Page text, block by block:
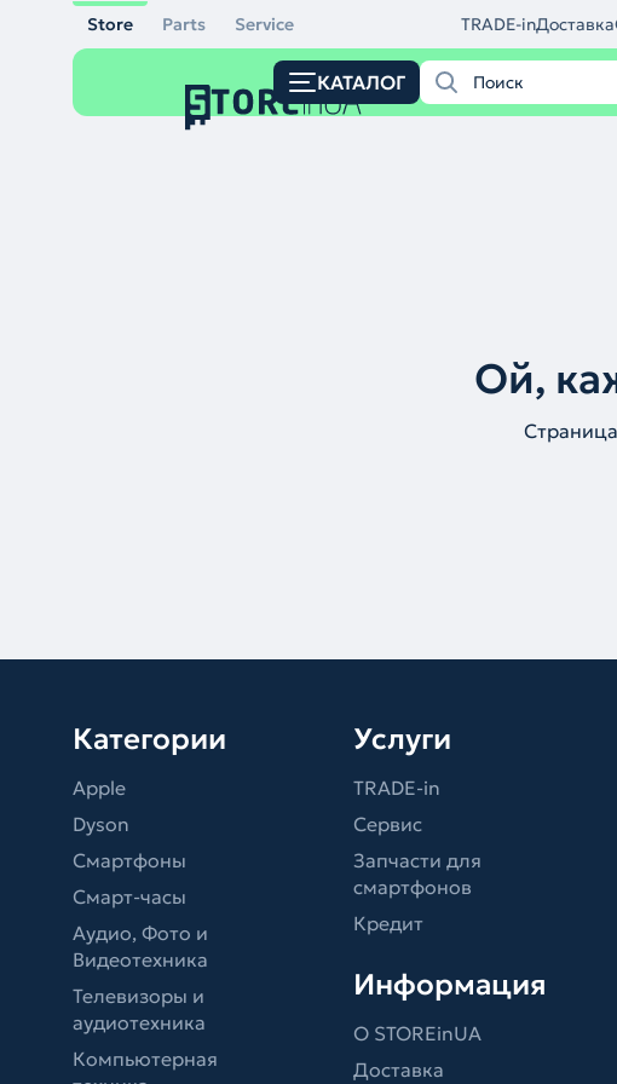
Store Parts Service TRADE-inДоставка
КАТАЛОГ
Ой,
Категории
Apple
Dyson
Смартфоны
Смарт-часы
Аудио, Фото и
Видеотехника
Телевизоры и
аудиотехника
Компьютерная
Услуги
TRADE-in
Сервис
Запчасти для
смартфонов
Кредит
Информация
О STOREinUA
Доставка